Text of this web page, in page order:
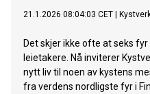
21.1.2026 08:04:03 CET
Det skjer ikke ofte at seks
leietakere. Nå inviterer
nytt liv til noen av kystens
fra verdens nordligste fyr i